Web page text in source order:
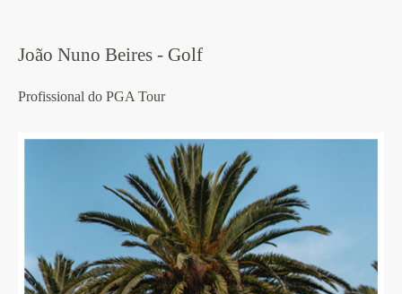
João Nuno Beires - Golf
Profissional do PGA Tour